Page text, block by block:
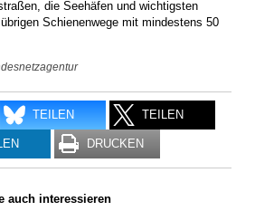
die Seehäfen und wichtigsten
Schienenwege mit mindestens 50
TEILEN TEILEN
DRUCKEN
auch interessieren